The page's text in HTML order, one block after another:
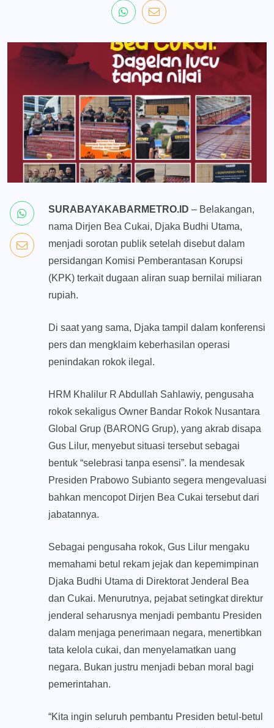
SURABAYAKABARMETRO.ID – Belakangan,
nama Dirjen Bea Cukai, Djaka Budhi Utama,
menjadi sorotan publik setelah disebut dalam
persidangan Komisi Pemberantasan Korupsi
(KPK) terkait dugaan aliran suap bernilai miliaran
rupiah.
Di saat yang sama, Djaka tampil dalam konferensi
pers dan mengklaim keberhasilan operasi
penindakan rokok ilegal.
HRM Khalilur R Abdullah Sahlawiy, pengusaha
rokok sekaligus Owner Bandar Rokok Nusantara
Global Grup (BARONG Grup), yang akrab disapa
Gus Lilur, menyebut situasi tersebut sebagai
bentuk “selebrasi tanpa esensi”. Ia mendesak
Presiden Prabowo Subianto segera mengevaluasi
bahkan mencopot Dirjen Bea Cukai tersebut dari
jabatannya.
Sebagai pengusaha rokok, Gus Lilur mengaku
memahami betul rekam jejak dan kepemimpinan
Djaka Budhi Utama di Direktorat Jenderal Bea
dan Cukai. Menurutnya, pejabat setingkat direktur
jenderal seharusnya menjadi pembantu Presiden
dalam menjaga penerimaan negara, menertibkan
tata kelola cukai, dan menyelamatkan uang
negara. Bukan justru menjadi beban moral bagi
pemerintahan.
“Kita ingin seluruh pembantu Presiden betul-betul